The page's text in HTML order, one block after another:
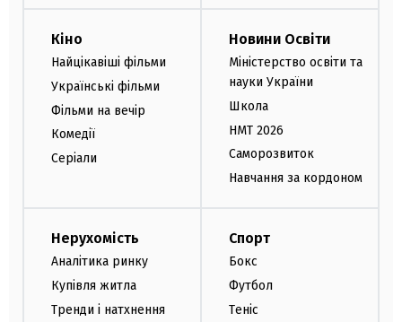
Кіно
Найцікавіші фільми
Українські фільми
Фільми на вечір
Комедії
Серіали
Новини Освіти
Міністерство освіти та
науки України
Школа
НМТ 2026
Саморозвиток
Навчання за кордоном
Нерухомість
Аналітика ринку
Купівля житла
Тренди і натхнення
Спорт
Бокс
Футбол
Теніс